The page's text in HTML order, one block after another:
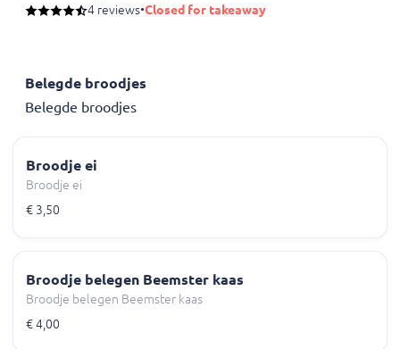
Bestel eenvoudig een verse lunch, of je nu op kantoor bent of
📍 Afhalen mogelijk tussen 10:30 – 15:00 uur
4 reviews•Closed for takeaway
Belegde broodjes
Belegde broodjes
Broodje ei
Broodje ei
€ 3,50
Broodje belegen Beemster kaas
Broodje belegen Beemster kaas
€ 4,00